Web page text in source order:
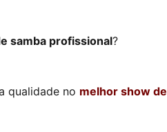
samba profissional?
qualidade no melhor show de